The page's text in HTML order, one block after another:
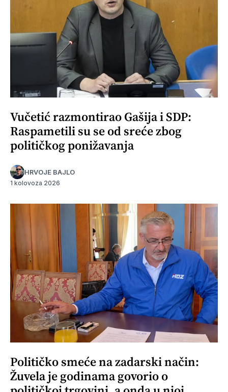
Vučetić razmontirao Gašija i SDP:
Raspametili su se od sreće zbog
političkog ponižavanja
HRVOJE BAJLO
1 kolovoza 2026
Političko smeće na zadarski način:
Žuvela je godinama govorio o